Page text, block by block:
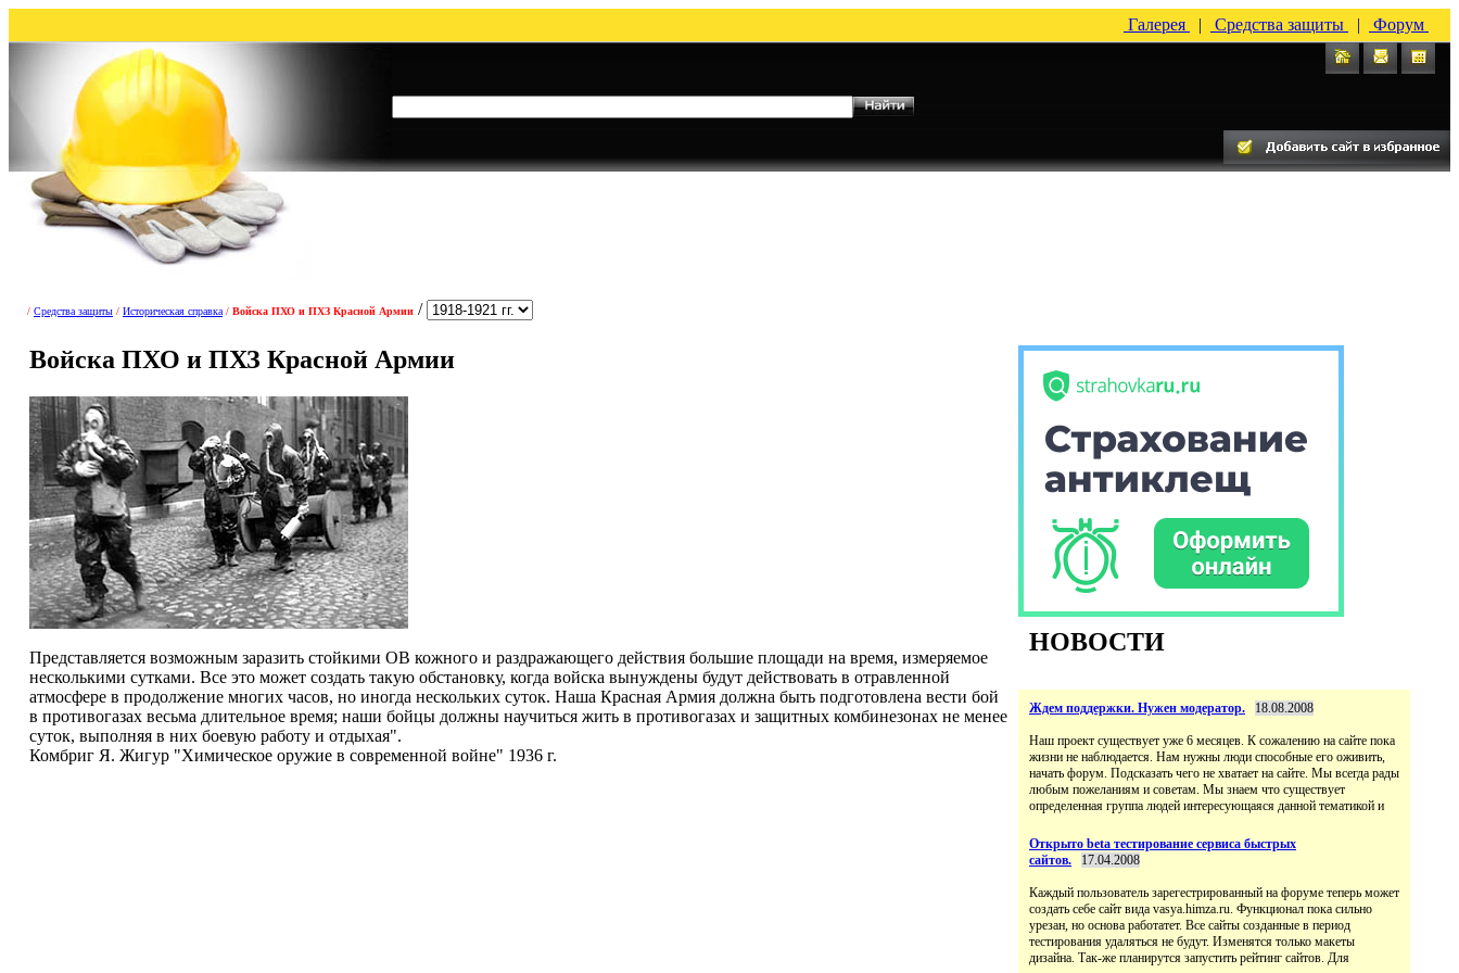
Галерея | Средства защиты | Форум
/ Средства защиты / Историческая справка / Войска ПХО и ПХЗ Красной Армии /
Войска ПХО и ПХЗ Красной Армии
Представляется возможным заразить стойкими ОВ кожного и раздражающего действия большие площади на время, измеряемое
несколькими сутками. Все это может создать такую обстановку, когда войска вынуждены будут действовать в отравленной
атмосфере в продолжение многих часов, но иногда нескольких суток. Наша Красная Армия должна быть подготовлена вести бой
в противогазах весьма длительное время; наши бойцы должны научиться жить в противогазах и защитных комбинезонах не менее
суток, выполняя в них боевую работу и отдыхая".
Комбриг Я. Жигур "Химическое оружие в современной войне" 1936 г.
НОВОСТИ
Ждем поддержки. Нужен модератор. 18.08.2008
Наш проект существует уже 6 месяцев. К сожалению на сайте пока
жизни не наблюдается. Нам нужны люди способные его оживить,
начать форум. Подсказать чего не хватает на сайте. Мы всегда рады
любым пожеланиям и советам. Мы знаем что существует
определенная группа людей интересующаяся данной тематикой и
Открыто beta тестирование сервиса быстрых
сайтов.
17.04.2008
Каждый пользователь зарегестрированный на форуме теперь может
создать себе сайт вида vasya.himza.ru. Функционал пока сильно
урезан, но основа работатет. Все сайты созданные в период
тестирования удаляться не будут. Изменятся только макеты
дизайна. Так-же планирутся запустить рейтинг сайтов. Для